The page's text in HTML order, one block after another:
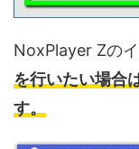
NoxPlayer Zの
を行いたい場合
す。